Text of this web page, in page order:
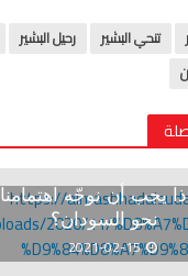
تنحي البشير رحيل البشير
يجب أن نوجّه اهتمامنا
نحو السودان؟
2021-02-15